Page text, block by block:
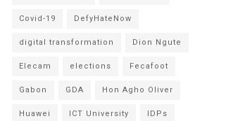
Covid-19 DefyHateNow
digital transformation Dion Ngute
Elecam elections Fecafoot
Gabon GDA Hon Agho Oliver
Huawei ICT University IDPs